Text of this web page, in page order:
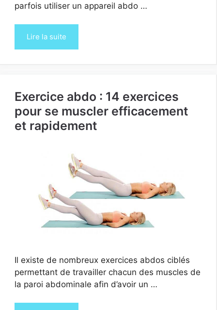
parfois utiliser un appareil abdo …
Lire la suite
Exercice abdo : 14 exercices
pour se muscler efficacement
et rapidement
Il existe de nombreux exercices abdos ciblés
permettant de travailler chacun des muscles de
la paroi abdominale afin d’avoir un …